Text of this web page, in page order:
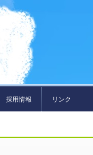
採用情報 リンク